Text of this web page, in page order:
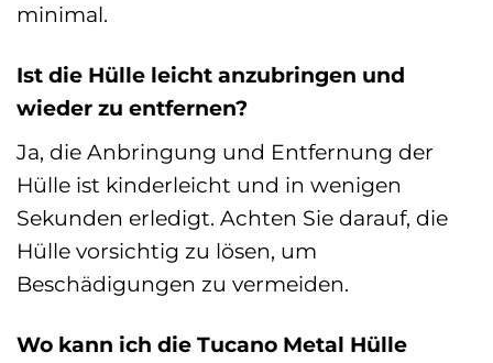
minimal.
Ist die Hülle leicht anzubringen und
wieder zu entfernen?
Ja, die Anbringung und Entfernung der
Hülle ist kinderleicht und in wenigen
Sekunden erledigt. Achten Sie darauf, die
Hülle vorsichtig zu lösen, um
Beschädigungen zu vermeiden.
Wo kann ich die Tucano Metal Hülle